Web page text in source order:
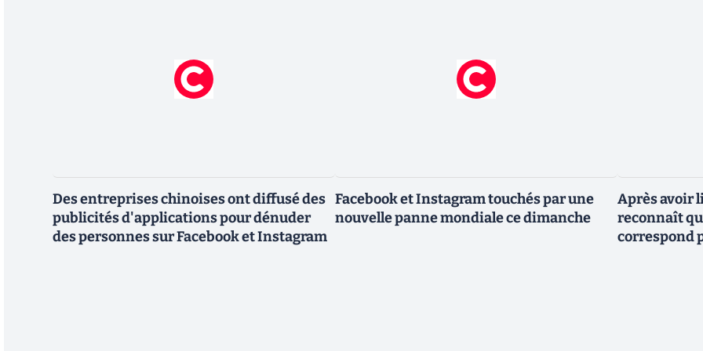
Des entreprises chinoises ont diffusé des
publicités d'applications pour dénuder
des personnes sur Facebook et Instagram
Facebook et Instagram touchés par une
nouvelle panne mondiale ce dimanche
Après avoir
reconnaît
correspond